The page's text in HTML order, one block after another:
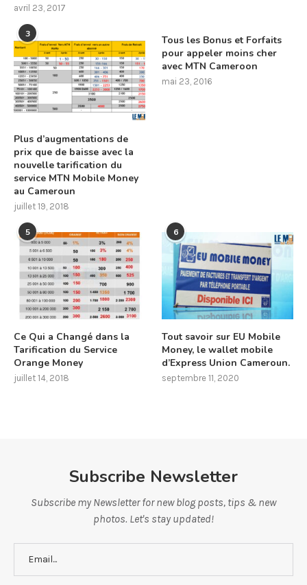
avril 23, 2017
3
Plus d’augmentations de
prix que de baisse avec la
nouvelle tarification du
service MTN Mobile Money
au Cameroun
juillet 19, 2018
Tous les Bonus et Forfaits
pour appeler moins cher
avec MTN Cameroon
mai 23, 2016
5
Ce Qui a Changé dans la
Tarification du Service
Orange Money
juillet 14, 2018
6
Tout savoir sur EU Mobile
Money, le wallet mobile
d’Express Union Cameroun.
septembre 11, 2020
Subscribe Newsletter
Subscribe my Newsletter for new blog posts, tips & new
photos. Let's stay updated!